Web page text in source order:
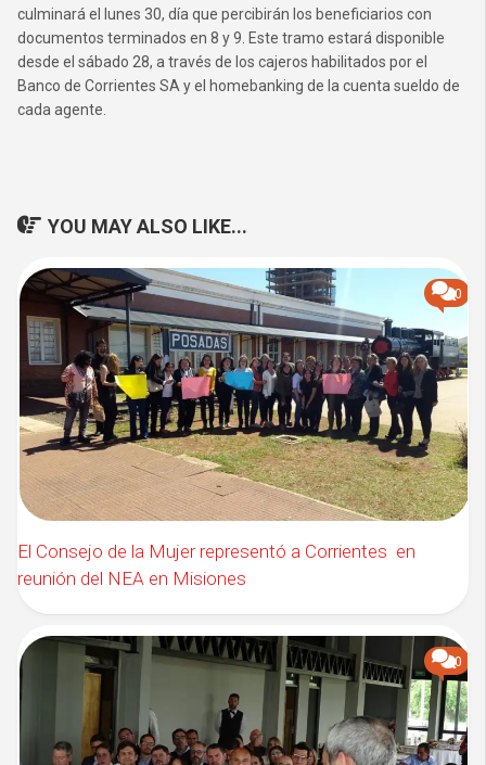
culminará el lunes 30, día que percibirán los beneficiarios con
documentos terminados en 8 y 9. Este tramo estará disponible
desde el sábado 28, a través de los cajeros habilitados por el
Banco de Corrientes SA y el homebanking de la cuenta sueldo de
cada agente.
YOU MAY ALSO LIKE...
0
El Consejo de la Mujer representó a Corrientes en
reunión del NEA en Misiones
0